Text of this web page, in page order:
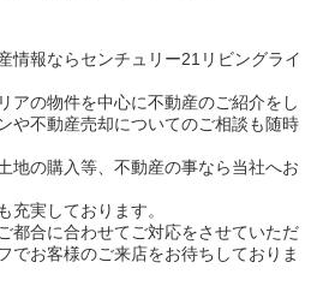
情報ならセンチュリー21リビングライ
アの物件を中心に不動産のご紹介をし
や不動産売却についてのご相談も随時
地の購入等、不動産の事なら当社へお
充実しております。
都合に合わせてご対応をさせていただ
でお客様のご来店をお待ちしておりま